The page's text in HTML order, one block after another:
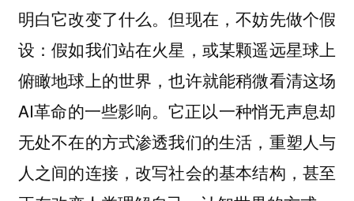
明白它改变了什么。但现在，不妨先做个假
设：假如我们站在火星，或某颗遥远星球上
俯瞰地球上的世界，也许就能稍微看清这场
AI革命的一些影响。它正以一种悄无声息却
无处不在的方式渗透我们的生活，重塑人与
人之间的连接，改写社会的基本结构，甚至